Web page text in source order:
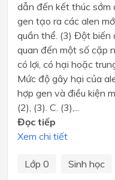
dẫn đến kết thúc sớm
gen tạo ra các alen
quần thể. (3) Đột biến
quan đến một số cặp
có lợi, có hại hoặc
Mức độ gây hại của
hợp gen và điều kiện
(2), (3). C. (3),...
Đọc tiếp
Xem chi tiết
Lớp 0 Sinh học